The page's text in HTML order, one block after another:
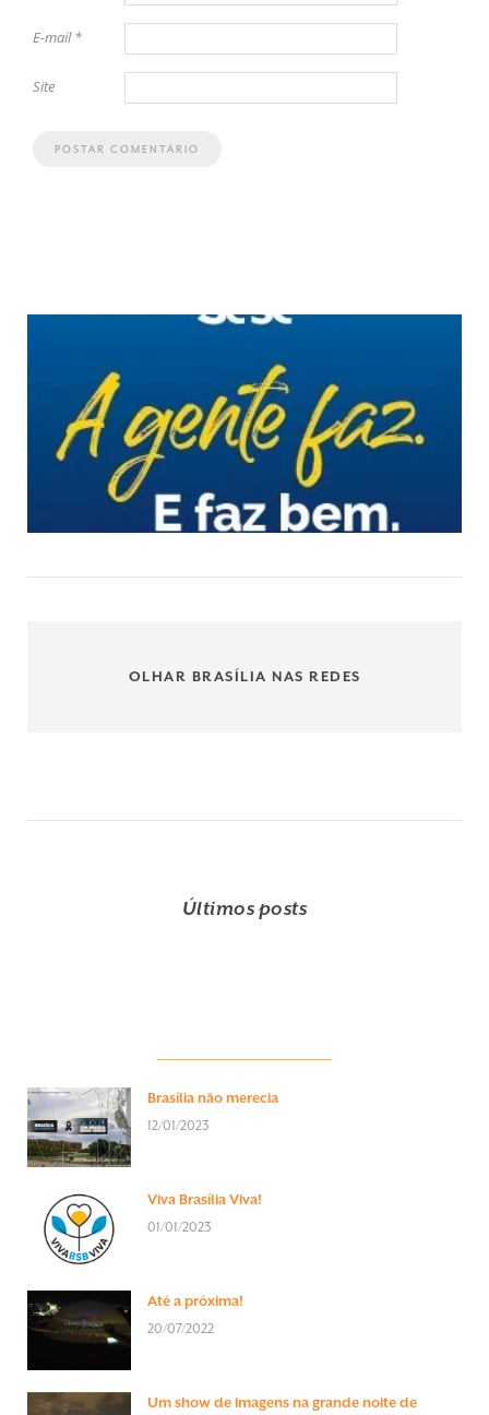
E-mail*
Site
OLHAR BRASÍLIA NAS REDES
Últimos posts
Brasília não merecia
12/01/2023
Viva Brasília Viva!
01/01/2023
Até a próxima!
20/07/2022
Um show de imagens na grande noite de